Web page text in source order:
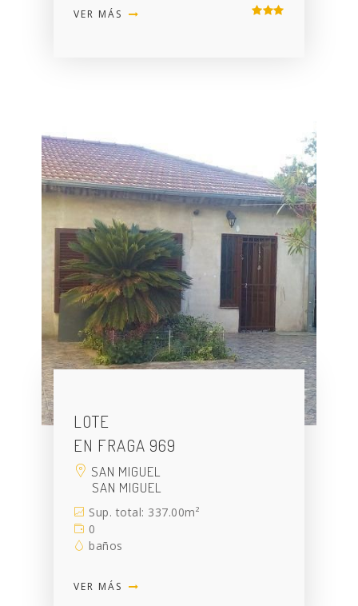
VER MÁS
LOTE
EN FRAGA 969
SAN MIGUEL
SAN MIGUEL
Sup. total: 337.00m²
0
baños
VER MÁS